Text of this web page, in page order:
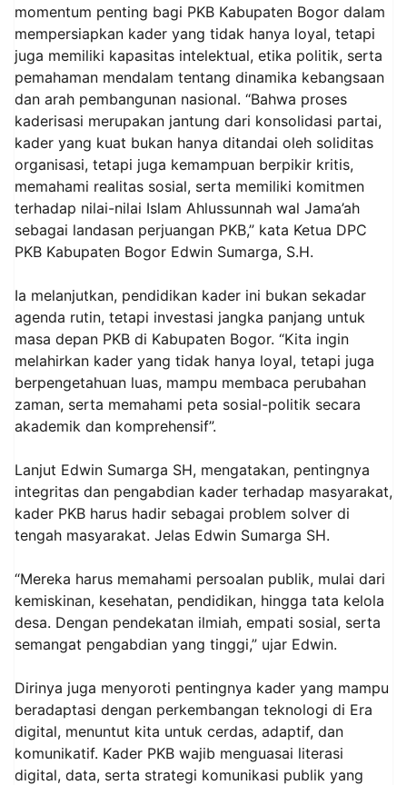
momentum penting bagi PKB Kabupaten Bogor dalam
mempersiapkan kader yang tidak hanya loyal, tetapi
juga memiliki kapasitas intelektual, etika politik, serta
pemahaman mendalam tentang dinamika kebangsaan
dan arah pembangunan nasional. “Bahwa proses
kaderisasi merupakan jantung dari konsolidasi partai,
kader yang kuat bukan hanya ditandai oleh soliditas
organisasi, tetapi juga kemampuan berpikir kritis,
memahami realitas sosial, serta memiliki komitmen
terhadap nilai-nilai Islam Ahlussunnah wal Jama’ah
sebagai landasan perjuangan PKB,” kata Ketua DPC
PKB Kabupaten Bogor Edwin Sumarga, S.H.
Ia melanjutkan, pendidikan kader ini bukan sekadar
agenda rutin, tetapi investasi jangka panjang untuk
masa depan PKB di Kabupaten Bogor. “Kita ingin
melahirkan kader yang tidak hanya loyal, tetapi juga
berpengetahuan luas, mampu membaca perubahan
zaman, serta memahami peta sosial-politik secara
akademik dan komprehensif”.
Lanjut Edwin Sumarga SH, mengatakan, pentingnya
integritas dan pengabdian kader terhadap masyarakat,
kader PKB harus hadir sebagai problem solver di
tengah masyarakat. Jelas Edwin Sumarga SH.
“Mereka harus memahami persoalan publik, mulai dari
kemiskinan, kesehatan, pendidikan, hingga tata kelola
desa. Dengan pendekatan ilmiah, empati sosial, serta
semangat pengabdian yang tinggi,” ujar Edwin.
Dirinya juga menyoroti pentingnya kader yang mampu
beradaptasi dengan perkembangan teknologi di Era
digital, menuntut kita untuk cerdas, adaptif, dan
komunikatif. Kader PKB wajib menguasai literasi
digital, data, serta strategi komunikasi publik yang